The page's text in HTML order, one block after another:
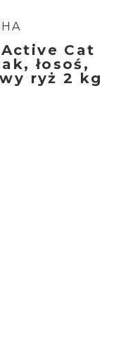
Cat
łosoś,
ryż 2 kg